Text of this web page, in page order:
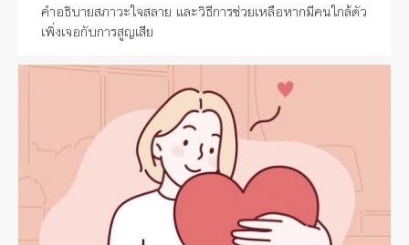
คำอธิบายสภาวะใจสลาย และวิธีการช่วยเหลือหากมีคนใกล้ตัว
เพิ่งเจอกับการสูญเสีย